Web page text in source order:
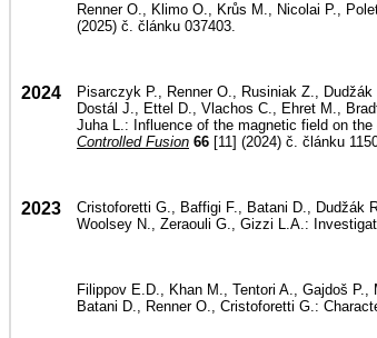
Renner O., Klimo O., Krůs M., Nicolai P.,
(2025) č. článku 037403.
2024
Pisarczyk P., Renner O., Rusiniak Z.,
Dostál J., Ettel D., Vlachos C., Ehret M.,
Juha L.: Influence of the magnetic field on
Controlled Fusion 66 [11] (2024) č. článku
2023
Cristoforetti G., Baffigi F., Batani D., Dudžák
Woolsey N., Zeraouli G., Gizzi L.A.:
Filippov E.D., Khan M., Tentori A., Gajdoš
Batani D., Renner O., Cristoforetti G.: